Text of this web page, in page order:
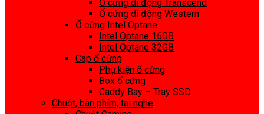
Ổ cứng di động Transcend
Ổ cứng di động Western
Ổ cứng Intel Optane
Intel Optane 16GB
Intel Optane 32GB
Cap ổ cứng
Phụ kiện ổ cứng
Box ổ cứng
Caddy Bay – Tray SSD
Chuột, bàn phím, tai nghe